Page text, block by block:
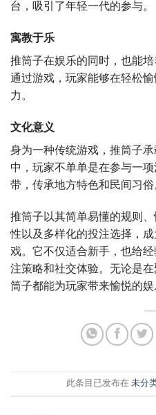
台，吸引了年轻一代的参与。
寓教于乐
推筒子在娱乐的同时，也能
通过游戏，玩家能够在轻松
力。
文化意义
身为一种传统游戏，推筒子
中，玩家不单单是在参与一
带，传承地方特色和民间习俗
推筒子以其简单易懂的规则
性以及多样化的投注选择，
戏。它不仅适合新手，也给
注策略和社交体验。无论是
筒子都能为玩家带来愉悦的娱
此条目已发布在 未分